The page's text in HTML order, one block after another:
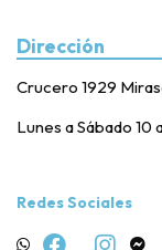
Dirección
Crucero 1929
Lunes a Sábado 10
Redes Sociales